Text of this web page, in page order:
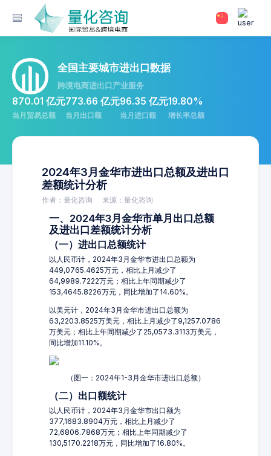
全国主要城市进出口数据
跨境电商进出口产业服务
870.01 亿元
当月贸易总额
773.66 亿元
当月出口额
96.35 亿元
当月进口额
19.80%
增长率总额
2024年3月金华市进出口总额及进出口
差额统计分析
作者：量化咨询 来源：量化咨询
一、2024年3月金华市单月出口总额
及进出口差额统计分析
（一）进出口总额统计
以人民币计，2024年3月金华市进出口总额为
449,0765.4625万元，相比上月减少了
64,9989.7222万元；相比上年同期减少了
153,4645.8226万元，同比增加了14.60%。
以美元计，2024年3月金华市进出口总额为
63,2203.8525万美元，相比上月减少了9,1257.0786
万美元；相比上年同期减少了25,0573.3113万美元，
同比增加11.10%。
（图一：2024年1-3月金华市进出口总额）
（二）出口额统计
以人民币计，2024年3月金华市出口额为
377,1683.8904万元，相比上月减少了
72,6806.7868万元；相比上年同期减少了
130,5170.2218万元，同比增加了16.80%。